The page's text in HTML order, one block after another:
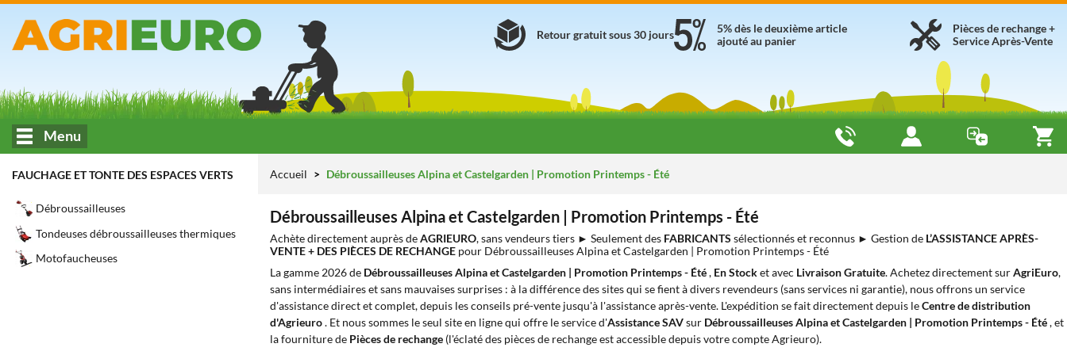
Pièces de rechange +
Service Après-Vente
5% dès le deuxième article
ajouté au panier
Retour gratuit sous 30 jours
Menu
FAUCHAGE ET TONTE DES ESPACES VERTS
Débroussailleuses
Tondeuses débroussailleuses thermiques
Motofaucheuses
Accueil Débroussailleuses Alpina et Castelgarden | Promotion Printemps - Été
Débroussailleuses Alpina et Castelgarden | Promotion Printemps - Été
Achète directement auprès deAGRIEURO, sans vendeurs tiers ► Seulement des FABRICANTS sélectionnés et reconnus ► Gestion de L’ASSISTANCE APRÈS-
VENTE + DES PIÈCES DE RECHANGE pour Débroussailleuses Alpina et Castelgarden | Promotion Printemps - Été
La gamme 2026 de Débroussailleuses Alpina et Castelgarden | Promotion Printemps - Été, En Stocket avec Livraison Gratuite. Achetez directement surAgriEuro,
sans intermédiaires et sans mauvaises surprises : à la différence des sites qui se fient à divers revendeurs (sans services ni garantie), nous offrons un service
d'assistance direct et complet, depuis les conseils pré-vente jusqu'à l'assistance après-vente. L'expédition se fait directement depuis leCentre de distribution
d'Agrieuro. Et nous sommes le seul site en ligne qui offre le service d'Assistance SAVsur Débroussailleuses Alpina et Castelgarden | Promotion Printemps - Été, et
la fourniture de Pièces de rechange (l'éclaté des pièces de rechange est accessible depuis votre compte Agrieuro).